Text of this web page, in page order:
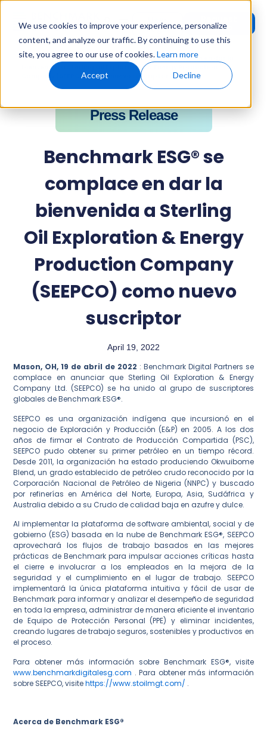
We use cookies to improve your experience, personalize
content, and analyze our traffic. By continuing to use this
site, you agree to our use of cookies.Learn more
Accept Decline
User
Login Demo
Home»Press Releases» Benchmark ESG® se complace en dar la
bienvenida a Sterling Oil Exploration & Energy Production
Company (SEEPCO) como nuevo suscriptor
Press Release
Benchmark ESG® se
complace en dar la
bienvenida a Sterling
Oil Exploration & Energy
Production Company
(SEEPCO) como nuevo
suscriptor
April 19, 2022
Mason, OH, 19 de abril de 2022 : Benchmark Digital Partners se
complace en anunciar que Sterling Oil Exploration & Energy
Company Ltd. (SEEPCO) se ha unido al grupo de suscriptores
globales de Benchmark ESG®.
SEEPCO es una organización indígena que incursionó en el
negocio de Exploración y Producción (E&P) en 2005. A los dos
años de firmar el Contrato de Producción Compartida (PSC),
SEEPCO pudo obtener su primer petróleo en un tiempo récord.
Desde 2011, la organización ha estado produciendo Okwuibome
Blend, un grado establecido de petróleo crudo reconocido por la
Corporación Nacional de Petróleo de Nigeria (NNPC) y buscado
por refinerías en América del Norte, Europa, Asia, Sudáfrica y
Australia debido a su Crudo de calidad baja en azufre y dulce.
Al implementar la plataforma de software ambiental, social y de
gobierno (ESG) basada en la nube de Benchmark ESG®, SEEPCO
aprovechará los flujos de trabajo basados en las mejores
prácticas de Benchmark para impulsar acciones críticas hasta
el cierre e involucrar a los empleados en la mejora de la
seguridad y el cumplimiento en el lugar de trabajo. SEEPCO
implementará la única plataforma intuitiva y fácil de usar de
Benchmark para informar y analizar el desempeño de seguridad
en toda la empresa, administrar de manera eficiente el inventario
de Equipo de Protección Personal (PPE) y eliminar incidentes,
creando lugares de trabajo seguros, sostenibles y productivos en
el proceso.
Para obtener más información sobre Benchmark ESG®, visite
www.benchmarkdigitalesg.com . Para obtener más información
sobre SEEPCO, visitehttps://www.stoilmgt.com/ .
Acerca de Benchmark ESG®